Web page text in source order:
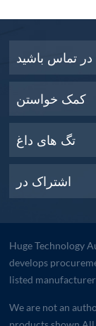
در تماس باشید
کمک خواستن
تگ های داغ
اشتراک در
Huge Technology
develops
listed
We are not an